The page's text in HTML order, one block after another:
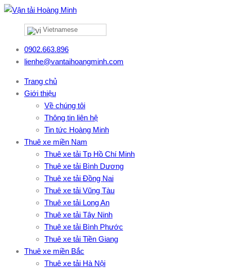
Vietnamese
0902.663.896
lienhe@vantaihoangminh.com
Trang chủ
Giới thiệu
Về chúng tôi
Thông tin liên hệ
Tin tức Hoàng Minh
Thuê xe miền Nam
Thuê xe tải Tp Hồ Chí Minh
Thuê xe tải Bình Dương
Thuê xe tải Đồng Nai
Thuê xe tải Vũng Tàu
Thuê xe tải Long An
Thuê xe tải Tây Ninh
Thuê xe tải Bình Phước
Thuê xe tải Tiền Giang
Thuê xe miền Bắc
Thuê xe tải Hà Nội